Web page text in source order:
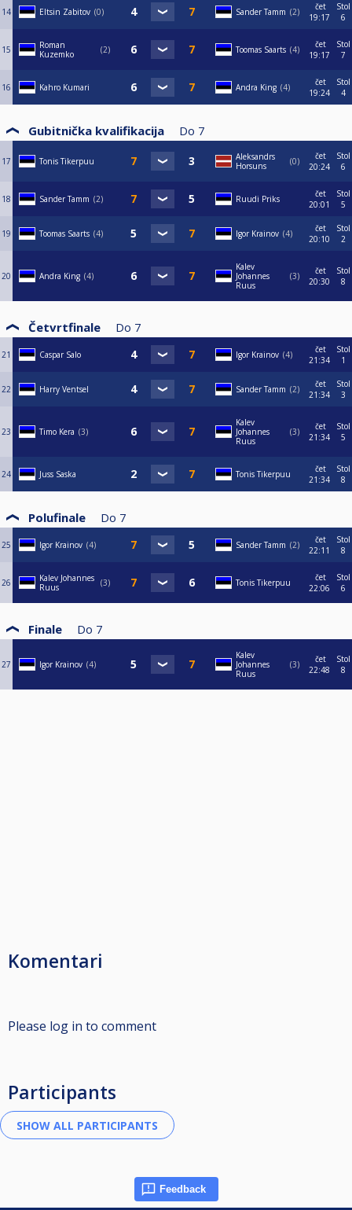
14 Eltsin Zabitov 0 Sander Tamm 2
čet
19:17
Stol
6
15
Roman
Kuzemko
2 Toomas Saarts 4
čet
19:17
Stol
7
16 Kahro Kumari Andra King 4
čet
19:24
Stol
4
Gubitnička kvalifikacija Do 7
17 Tonis Tikerpuu
Aleksandrs
Horsuns
0
čet
20:24
Stol
6
18 Sander Tamm 2 Ruudi Priks
čet
20:01
Stol
5
19 Toomas Saarts 4 Igor Krainov 4
čet
20:10
Stol
2
20 Andra King 4
Kalev
Johannes
Ruus
3
čet
20:30
Stol
8
Četvrtfinale Do 7
21 Caspar Salo Igor Krainov 4
čet
21:34
Stol
1
22 Harry Ventsel Sander Tamm 2
čet
21:34
Stol
3
23 Timo Kera 3
Kalev
Johannes
Ruus
3
čet
21:34
Stol
5
24 Juss Saska Tonis Tikerpuu
čet
21:34
Stol
8
Polufinale Do 7
25 Igor Krainov 4 Sander Tamm 2
čet
22:11
Stol
8
26
Kalev Johannes
Ruus
3 Tonis Tikerpuu
čet
22:06
Stol
6
Finale Do 7
27 Igor Krainov 4
Kalev
Johannes
Ruus
3
čet
22:48
Stol
8
Komentari
Please log in to comment
Participants
Feedback